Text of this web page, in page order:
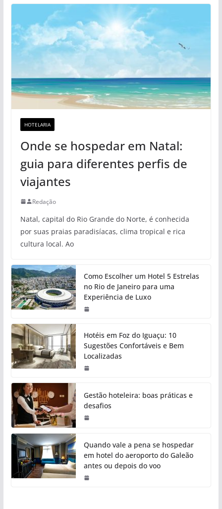
HOTELARIA
Onde se hospedar em Natal:
guia para diferentes perfis de
viajantes
Redação
Natal, capital do Rio Grande do Norte, é conhecida
por suas praias paradisíacas, clima tropical e rica
cultura local. Ao
Como Escolher um Hotel 5 Estrelas
no Rio de Janeiro para uma
Experiência de Luxo
Hotéis em Foz do Iguaçu: 10
Sugestões Confortáveis e Bem
Localizadas
Gestão hoteleira: boas práticas e
desafios
Quando vale a pena se hospedar
em hotel do aeroporto do Galeão
antes ou depois do voo